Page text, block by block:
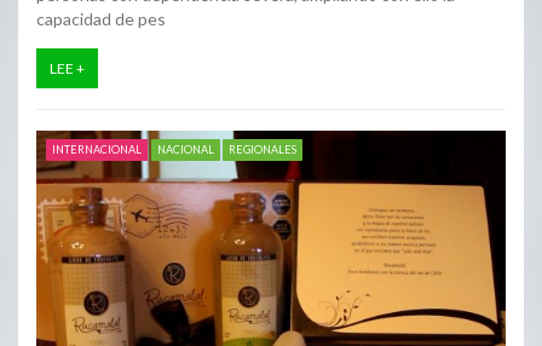
capacidad de pes
LEE +
INTERNACIONAL NACIONAL REGIONALES